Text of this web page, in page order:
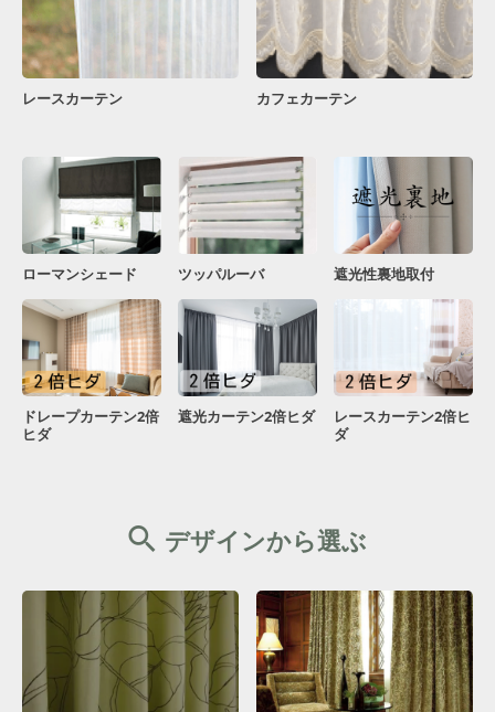
レースカーテン カフェカーテン
ローマンシェード ツッパルーバ 遮光性裏地取付
ドレープカーテン2倍
ヒダ
遮光カーテン2倍ヒダ
レースカーテン2倍ヒ
ダ
デザインから選ぶ